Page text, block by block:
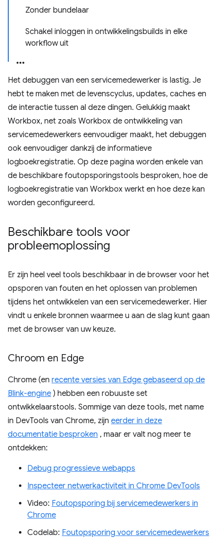
Zonder bundelaar
Schakel inloggen in ontwikkelingsbuilds in elke
workflow uit
Het debuggen van een servicemedewerker is lastig. Je
hebt te maken met de levenscyclus, updates, caches en
de interactie tussen al deze dingen. Gelukkig maakt
Workbox, net zoals Workbox de ontwikkeling van
servicemedewerkers eenvoudiger maakt, het debuggen
ook eenvoudiger dankzij de informatieve
logboekregistratie. Op deze pagina worden enkele van
de beschikbare foutopsporingstools besproken, hoe de
logboekregistratie van Workbox werkt en hoe deze kan
worden geconfigureerd.
Beschikbare tools voor
probleemoplossing
Er zijn heel veel tools beschikbaar in de browser voor het
opsporen van fouten en het oplossen van problemen
tijdens het ontwikkelen van een servicemedewerker. Hier
vindt u enkele bronnen waarmee u aan de slag kunt gaan
met de browser van uw keuze.
Chroom en Edge
Chrome (en recente versies van Edge gebaseerd op de
Blink-engine ) hebben een robuuste set
ontwikkelaarstools. Sommige van deze tools, met name
in DevTools van Chrome, zijn eerder in deze
documentatie besproken , maar er valt nog meer te
ontdekken:
Debug progressieve webapps
Inspecteer netwerkactiviteit in Chrome DevTools
Video: Foutopsporing bij servicemedewerkers in
Chrome
Codelab: Foutopsporing voor servicemedewerkers